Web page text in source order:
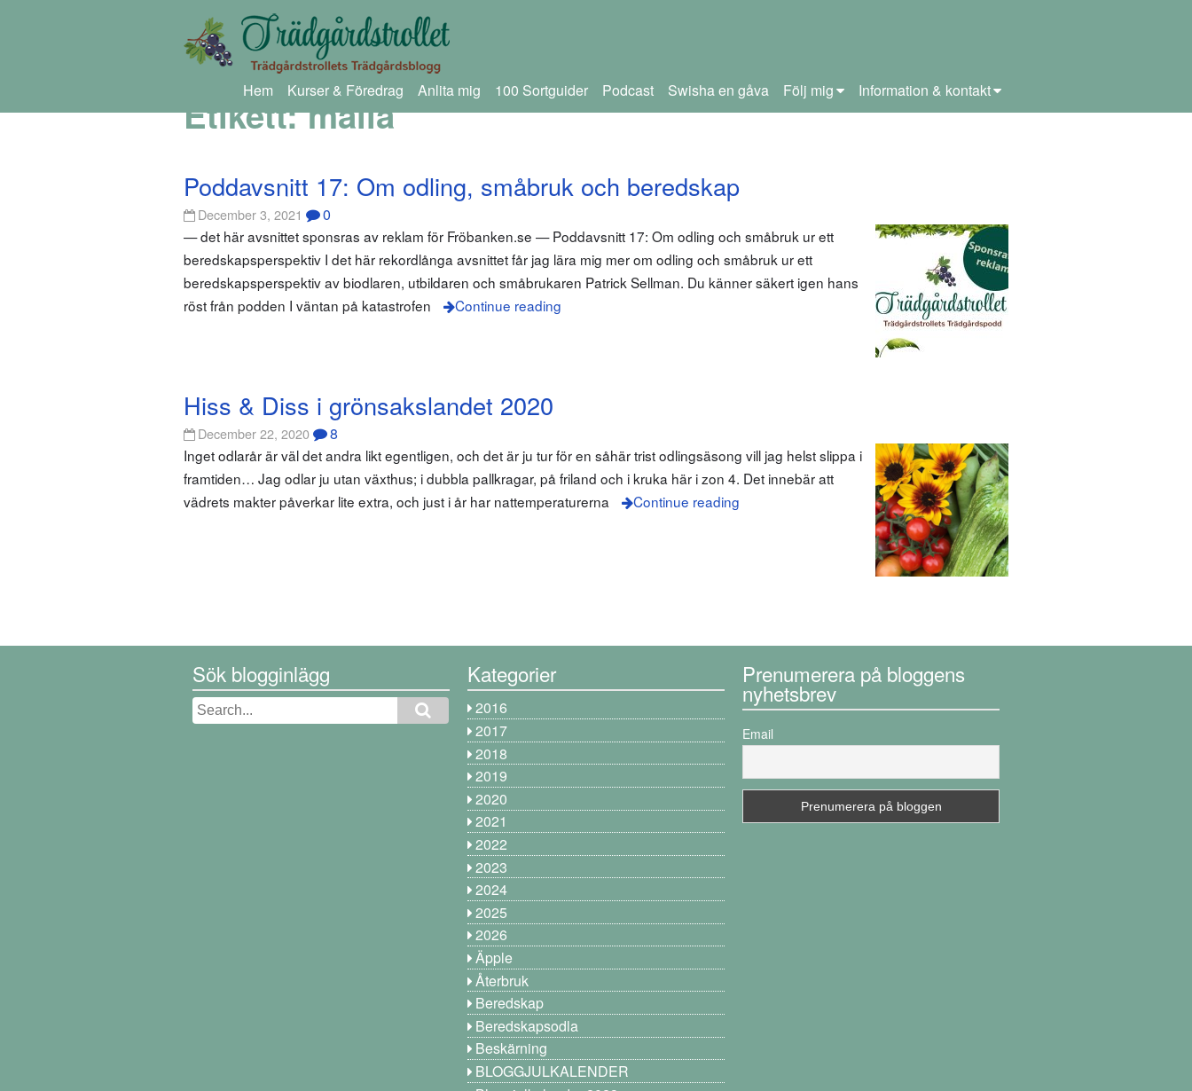
Hem Kurser & Föredrag Anlita mig 100 Sortguider Podcast Swisha en gåva Följ mig Information & kontakt
Etikett:målla
Poddavsnitt 17: Om odling, småbruk och beredskap
December 3, 2021 0
— det här avsnittet sponsras av reklam för Fröbanken.se — Poddavsnitt 17: Om odling och småbruk ur ett
beredskapsperspektiv I det här rekordlånga avsnittet får jag lära mig mer om odling och småbruk ur ett
beredskapsperspektiv av biodlaren, utbildaren och småbrukaren Patrick Sellman. Du känner säkert igen hans
röst från podden I väntan på katastrofen
Continue reading
Hiss & Diss i grönsakslandet 2020
December 22, 2020 8
Inget odlarår är väl det andra likt egentligen, och det är ju tur för en såhär trist odlingsäsong vill jag helst slippa i
framtiden… Jag odlar ju utan växthus; i dubbla pallkragar, på friland och i kruka här i zon 4. Det innebär att
vädrets makter påverkar lite extra, och just i år har nattemperaturerna
Continue reading
Sök blogginlägg Kategorier
2016
2017
2018
2019
2020
2021
2022
2023
2024
2025
2026
Äpple
Återbruk
Beredskap
Beredskapsodla
Beskärning
BLOGGJULKALENDER
Prenumerera på bloggens
nyhetsbrev
Email